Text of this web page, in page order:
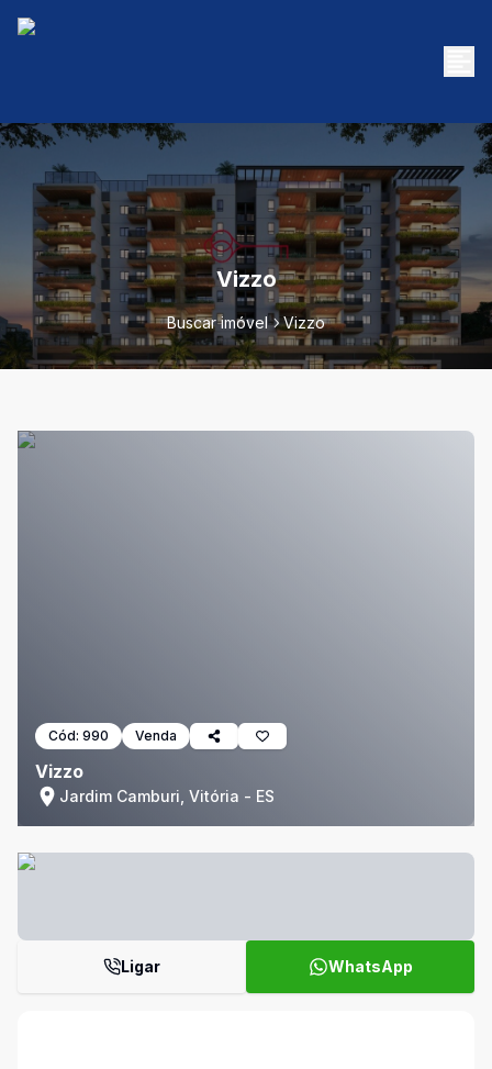
Vizzo
Buscar imóvel Vizzo
Cód: 990 Venda
Vizzo
Jardim Camburi, Vitória - ES
Ligar WhatsApp